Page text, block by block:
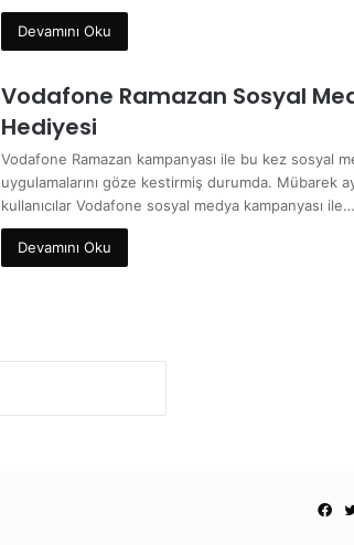
Devamını Oku
Vodafone Ramazan Sosyal
Hediyesi
Vodafone Ramazan kampanyası ile bu kez sosyal
uygulamalarını göze kestirmiş durumda. Mübarek
kullanıcılar Vodafone sosyal medya kampanyası ile…
Devamını Oku